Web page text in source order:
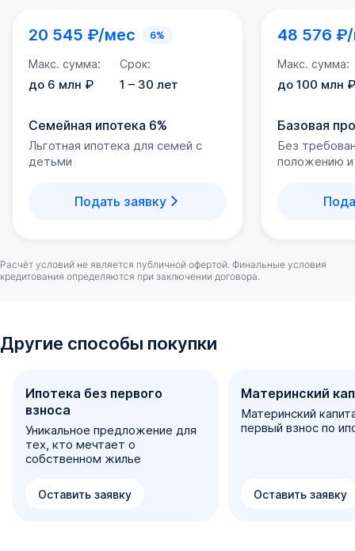
20 545 ₽/мес 6%
Макс. сумма:
до 6 млн ₽
Срок:
1 – 30 лет
Семейная ипотека 6%
Льготная ипотека для семей с
детьми
Подать заявку
48 576
Макс. сумма:
до 100 млн ₽
Базовая
Без
положению
Расчёт условий не является публичной офертой. Финальные условия
кредитования определяются при заключении договора.
Другие способы покупки
Ипотека без первого
взноса
Уникальное предложение для
тех, кто мечтает о
собственном жилье
Оставить заявку
Материнский
Материнский
первый взнос по
Оставить заявку